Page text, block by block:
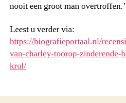
nooit een groot man overtroffen.’
Leest u verder via:
https://biografieportaal.nl/
van-charley-toorop-zinderende-
krul/